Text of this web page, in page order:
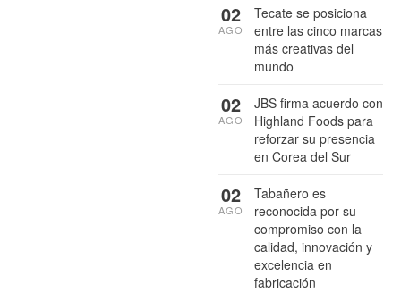
Tecate se posiciona
entre las cinco marcas
más creativas del
mundo
02
AGO
JBS firma acuerdo con
Highland Foods para
reforzar su presencia
en Corea del Sur
02
AGO
Tabañero es
reconocida por su
compromiso con la
calidad, innovación y
excelencia en
fabricación
02
AGO